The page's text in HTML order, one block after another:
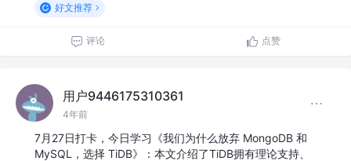
好文推荐
评论 点赞
用户9446175310361
4年前
7月27日打卡，今日学习《我们为什么放弃 MongoDB 和
MySQL，选择 TiDB》：本文介绍了TiDB拥有理论支持、